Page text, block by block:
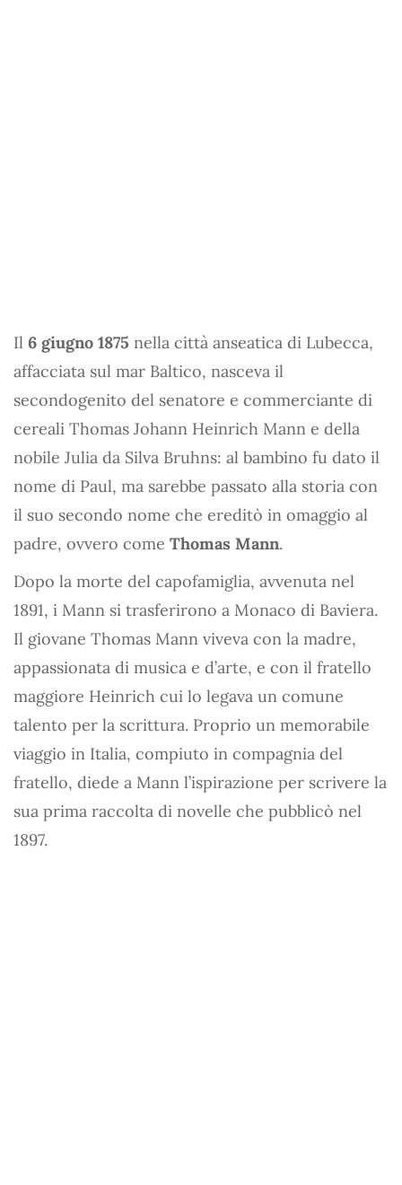
Il 6 giugno 1875 nella città anseatica di Lubecca,
affacciata sul mar Baltico, nasceva il
secondogenito del senatore e commerciante di
cereali Thomas Johann Heinrich Mann e della
nobile Julia da Silva Bruhns: al bambino fu dato il
nome di Paul, ma sarebbe passato alla storia con
il suo secondo nome che ereditò in omaggio al
padre, ovvero come Thomas Mann.
Dopo la morte del capofamiglia, avvenuta nel
1891, i Mann si trasferirono a Monaco di Baviera.
Il giovane Thomas Mann viveva con la madre,
appassionata di musica e d’arte, e con il fratello
maggiore Heinrich cui lo legava un comune
talento per la scrittura. Proprio un memorabile
viaggio in Italia, compiuto in compagnia del
fratello, diede a Mann l’ispirazione per scrivere la
sua prima raccolta di novelle che pubblicò nel
1897.